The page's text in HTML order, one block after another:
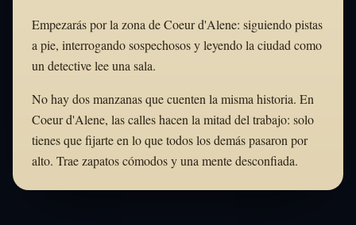
Empezarás por la zona de Coeur d'Alene: siguiendo pistas
a pie, interrogando sospechosos y leyendo la ciudad como
un detective lee una sala.
No hay dos manzanas que cuenten la misma historia. En
Coeur d'Alene, las calles hacen la mitad del trabajo: solo
tienes que fijarte en lo que todos los demás pasaron por
alto. Trae zapatos cómodos y una mente desconfiada.